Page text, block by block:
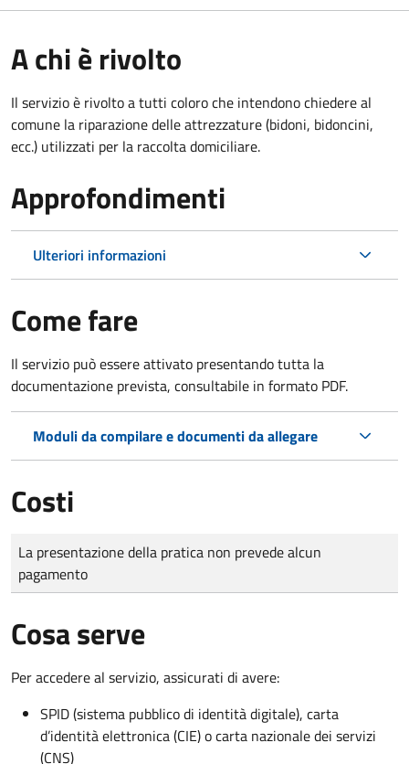
A chi è rivolto
Il servizio è rivolto a tutti coloro che intendono chiedere al
comune la riparazione delle attrezzature (bidoni, bidoncini,
ecc.) utilizzati per la raccolta domiciliare.
Approfondimenti
Ulteriori informazioni
Come fare
Il servizio può essere attivato presentando tutta la
documentazione prevista, consultabile in formato PDF.
Moduli da compilare e documenti da allegare
Costi
Tipo di pagamento
Importo
La presentazione della pratica non prevede alcun
pagamento
Cosa serve
Per accedere al servizio, assicurati di avere:
SPID (sistema pubblico di identità digitale), carta
d’identità elettronica (CIE) o carta nazionale dei servizi
(CNS)